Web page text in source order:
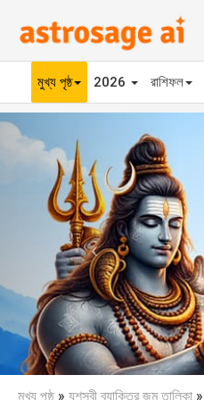
মুখ্য পৃষ্ঠ 2026 রাশিফল
Previous
মুখ্য পৃষ্ঠ » যশস্বী ব্যাক্তির জন্ম তালিকা »